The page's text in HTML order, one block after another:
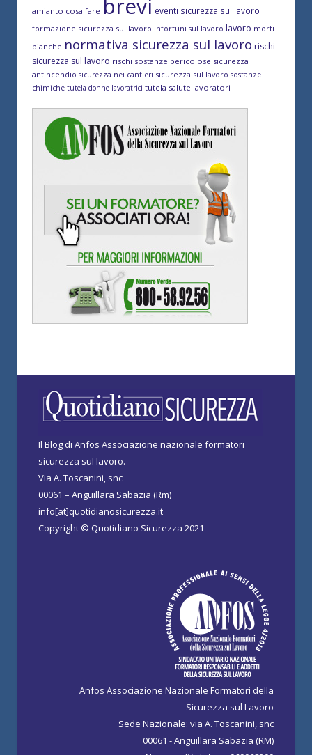
amianto cosa fare brevi eventi sicurezza sul lavoro
formazione sicurezza sul lavoro infortuni sul lavoro lavoro morti
bianche normativa sicurezza sul lavoro rischi
sicurezza sul lavoro rischi sostanze pericolose sicurezza
antincendio sicurezza nei cantieri sicurezza sul lavoro sostanze
chimiche tutela donne lavoratrici tutela salute lavoratori
Il Blog di Anfos Associazione nazionale formatori
sicurezza sul lavoro.
Via A. Toscanini, snc
00061 – Anguillara Sabazia (Rm)
info[at]quotidianosicurezza.it
Copyright © Quotidiano Sicurezza 2021
Anfos Associazione Nazionale Formatori della
Sicurezza sul Lavoro
Sede Nazionale: via A. Toscanini, snc
00061 - Anguillara Sabazia (RM)